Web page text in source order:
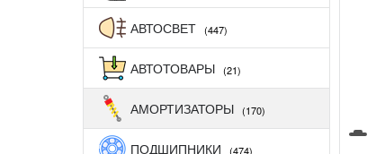
АВТОСВЕТ (447)
АВТОТОВАРЫ (21)
АМОРТИЗАТОРЫ (170)
ПОДШИПНИКИ (474)